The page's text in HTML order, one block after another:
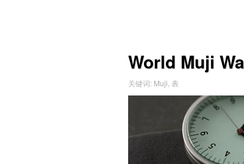
World Muji
关键词: Muji 表